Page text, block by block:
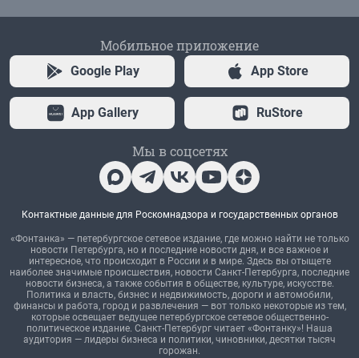
Мобильное приложение
Google Play App Store
App Gallery RuStore
Мы в соцсетях
Контактные данные для Роскомнадзора и государственных органов
«Фонтанка» — петербургское сетевое издание, где можно найти не только
новости Петербурга, но и последние новости дня, и все важное и
интересное, что происходит в России и в мире. Здесь вы отыщете
наиболее значимые происшествия, новости Санкт-Петербурга, последние
новости бизнеса, а также события в обществе, культуре, искусстве.
Политика и власть, бизнес и недвижимость, дороги и автомобили,
финансы и работа, город и развлечения — вот только некоторые из тем,
которые освещает ведущее петербургское сетевое общественно-
политическое издание. Санкт-Петербург читает «Фонтанку»! Наша
аудитория — лидеры бизнеса и политики, чиновники, десятки тысяч
горожан.